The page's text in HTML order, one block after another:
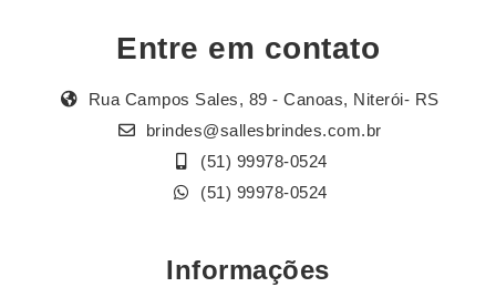
Entre em contato
Rua Campos Sales, 89 - Canoas, Niterói- RS
brindes@sallesbrindes.com.br
(51) 99978-0524
(51) 99978-0524
Informações